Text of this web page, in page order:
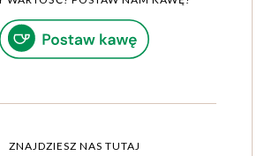
ZNAJDZIESZ NAS TUTAJ